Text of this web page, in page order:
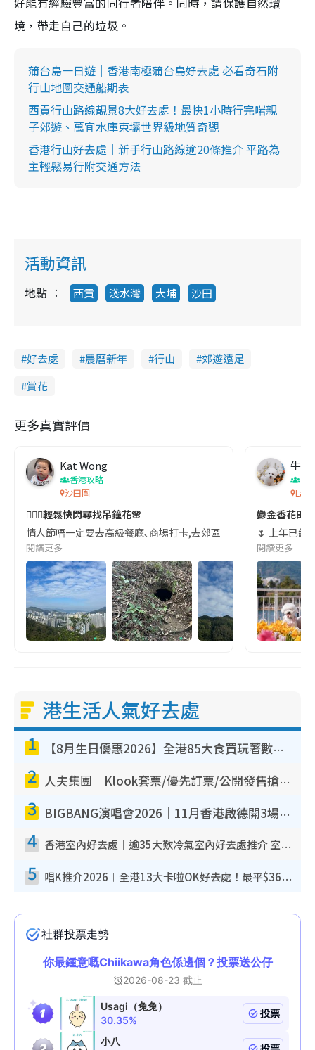
境，帶走自己的垃圾。
蒲台島一日遊｜香港南極蒲台島好去處 必看奇石附
行山地圖交通船期表
西貢行山路線靚景8大好去處！最快1小時行完啱親
子郊遊、萬宜水庫東壩世界級地質奇觀
香港行山好去處｜新手行山路線逾20條推介 平路為
主輕鬆易行附交通方法
活動資訊
地點 西貢 淺水灣 大埔 沙田
好去處 農曆新年 行山
郊遊遠足
賞花
更多真實評價
Kat Wong
香港攻略
沙田圍
🚶🏽‍♀️輕鬆快閃尋找吊鐘花🌸
情人節唔一定要去高級餐廳､商場打卡,去郊區行山既健康又唔使
閱讀更多
牛角
Lake
鬱金香花田
閱讀更多
港生活人氣好去處
1 【8月生日優惠2026】全港85大食買玩著數攻略 自助餐/火鍋放題同行免費＋誠品/DONKI送現金券
2 人夫集團｜Klook套票/優先訂票/公開發售搶飛攻略！附票價.購票連結.場地座位表
3 BIGBANG演唱會2026｜11月香港啟德開3場！實名制VIP申請、優先購票攻略
4 香港室內好去處｜逾35大歎冷氣室內好去處推介 室內活動免費避雨無懼落雨
5 唱K推介2026︱全港13大卡啦OK好去處！最平$36起 日文K都有！(附地址+收費詳情)